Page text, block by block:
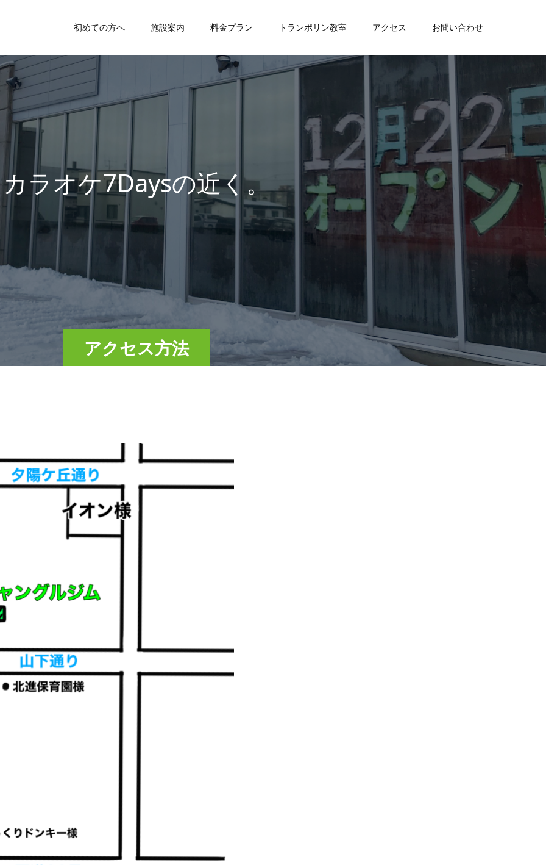
初めての方へ 施設案内 料金プラン トランポリン教室 アクセス お問い合わせ
アクセス方法
カ ラオケ7Days の 近 く
中 古 本屋だったところ。